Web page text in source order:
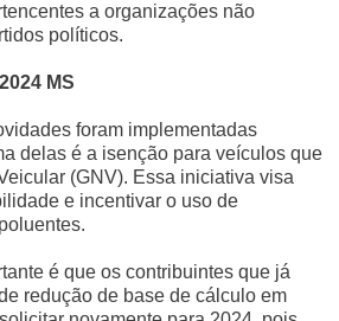
a organizações não
políticos.
MS
foram implementadas
delas é a isenção para veículos que
(GNV). Essa iniciativa visa
e incentivar o uso de
é que os contribuintes que já
redução de base de cálculo em